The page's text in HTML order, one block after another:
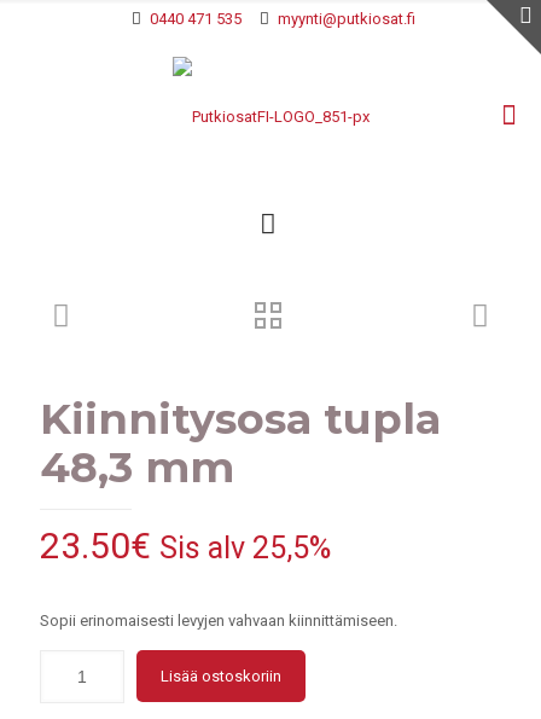
0440 471 535 myynti@putkiosat.fi
Kiinnitysosa tupla
48,3 mm
23.50€ Sis alv 25,5%
Sopii erinomaisesti levyjen vahvaan kiinnittämiseen.
Lisää ostoskoriin